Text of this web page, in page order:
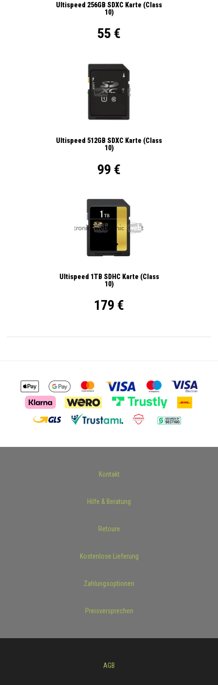
Ultispeed 256GB SDXC Karte (Class
10)
55 €
Ultispeed 512GB SDXC Karte (Class
10)
99 €
Ultispeed 1TB SDHC Karte (Class
10)
179 €
Kontakt
Hilfe & Beratung
Retoure
Kostenlose Lieferung
Zahlungsoptionen
Preisversprechen
AGB